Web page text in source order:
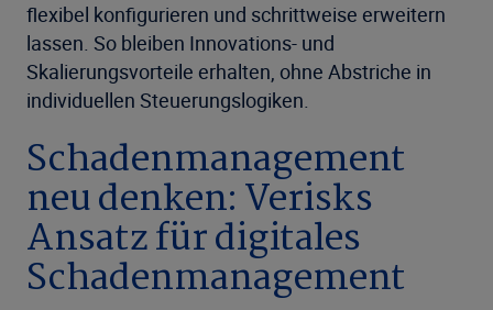
flexibel konfigurieren und schrittweise erweitern
lassen. So bleiben Innovations- und
Skalierungsvorteile erhalten, ohne Abstriche in
individuellen Steuerungslogiken.
Schadenmanagement
neu denken: Verisks
Ansatz für digitales
Schadenmanagement